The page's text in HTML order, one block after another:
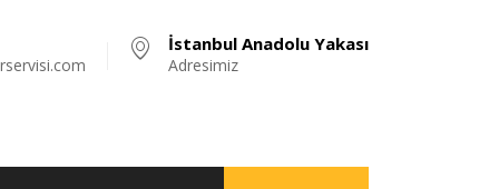
İstanbul Anadolu Yakası
Adresimiz